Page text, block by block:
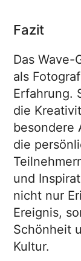
Fazit
Das Wave-
als
Erfahrung.
die
besondere
die
und
nicht nur
Ereignis,
Schönheit
Kultur.